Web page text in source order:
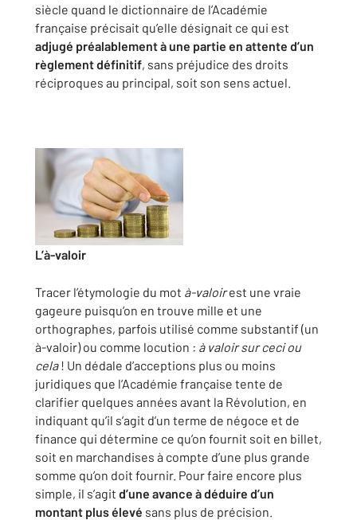
siècle quand le dictionnaire de l’Académie
française précisait qu’elle désignait ce qui est
adjugé préalablement à une partie en attente d’un
règlement définitif, sans préjudice des droits
réciproques au principal, soit son sens actuel.
L’à-valoir
Tracer l’étymologie du mot à-valoirest une vraie
gageure puisqu’on en trouve mille et une
orthographes, parfois utilisé comme substantif (un
à-valoir) ou comme locution : à valoir sur ceci ou
cela! Un dédale d’acceptions plus ou moins
juridiques que l’Académie française tente de
clarifier quelques années avant la Révolution, en
indiquant qu’il s’agit d’un terme de négoce et de
finance qui détermine ce qu’on fournit soit en billet,
soit en marchandises à compte d’une plus grande
somme qu’on doit fournir. Pour faire encore plus
simple, il s’agit d’une avance à déduire d’un
montant plus élevé sans plus de précision.